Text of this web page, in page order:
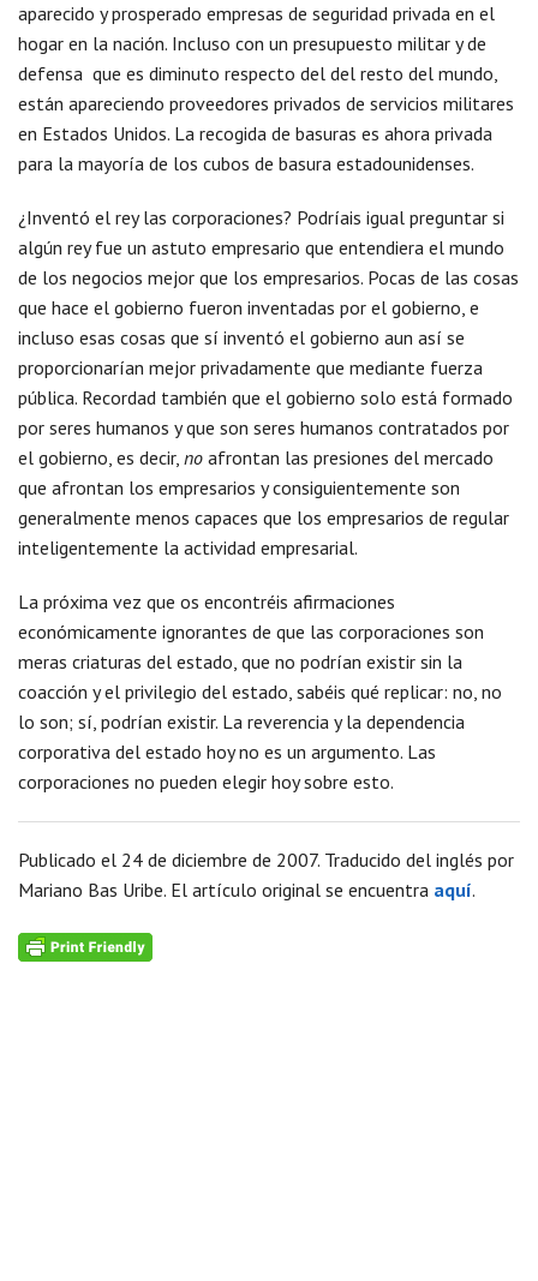
aparecido y prosperado empresas de seguridad privada en el
hogar en la nación. Incluso con un presupuesto militar y de
defensa que es diminuto respecto del del resto del mundo,
están apareciendo proveedores privados de servicios militares
en Estados Unidos. La recogida de basuras es ahora privada
para la mayoría de los cubos de basura estadounidenses.
¿Inventó el rey las corporaciones? Podríais igual preguntar si
algún rey fue un astuto empresario que entendiera el mundo
de los negocios mejor que los empresarios. Pocas de las cosas
que hace el gobierno fueron inventadas por el gobierno, e
incluso esas cosas que sí inventó el gobierno aun así se
proporcionarían mejor privadamente que mediante fuerza
pública. Recordad también que el gobierno solo está formado
por seres humanos y que son seres humanos contratados por
el gobierno, es decir, no afrontan las presiones del mercado
que afrontan los empresarios y consiguientemente son
generalmente menos capaces que los empresarios de regular
inteligentemente la actividad empresarial.
La próxima vez que os encontréis afirmaciones
económicamente ignorantes de que las corporaciones son
meras criaturas del estado, que no podrían existir sin la
coacción y el privilegio del estado, sabéis qué replicar: no, no
lo son; sí, podrían existir. La reverencia y la dependencia
corporativa del estado hoy no es un argumento. Las
corporaciones no pueden elegir hoy sobre esto.
Publicado el 24 de diciembre de 2007. Traducido del inglés por
Mariano Bas Uribe. El artículo original se encuentra aquí.